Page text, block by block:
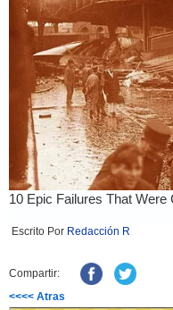
Escrito Por Redacción R
Compartir:
<<<< Atras